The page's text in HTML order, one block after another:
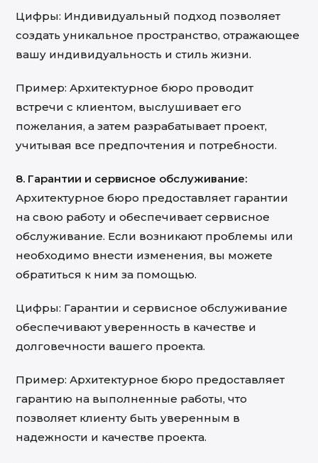
Цифры: Индивидуальный подход позволяет
создать уникальное пространство, отражающее
вашу индивидуальность и стиль жизни.
Пример: Архитектурное бюро проводит
встречи с клиентом, выслушивает его
пожелания, а затем разрабатывает проект,
учитывая все предпочтения и потребности.
8. Гарантии и сервисное обслуживание:
Архитектурное бюро предоставляет гарантии
на свою работу и обеспечивает сервисное
обслуживание. Если возникают проблемы или
необходимо внести изменения, вы можете
обратиться к ним за помощью.
Цифры: Гарантии и сервисное обслуживание
обеспечивают уверенность в качестве и
долговечности вашего проекта.
Пример: Архитектурное бюро предоставляет
гарантию на выполненные работы, что
позволяет клиенту быть уверенным в
надежности и качестве проекта.